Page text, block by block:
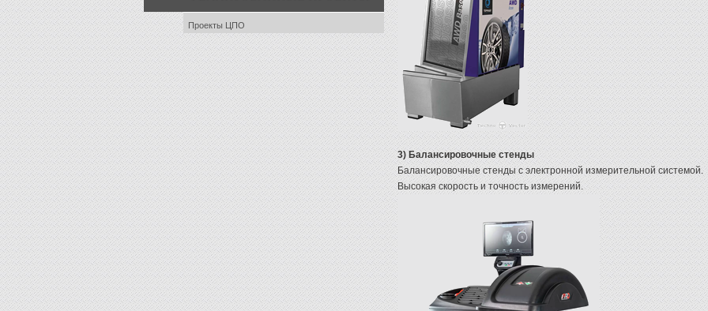
Проекты ЦПО
3) Балансировочные стенды
Балансировочные стенды с электронной измерительной системой.
Высокая скорость и точность измерений.